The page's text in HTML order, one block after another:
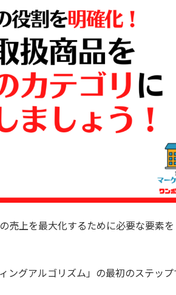
売上を最大化するために必要な要素
ングアルゴリズム」の最初のステップ